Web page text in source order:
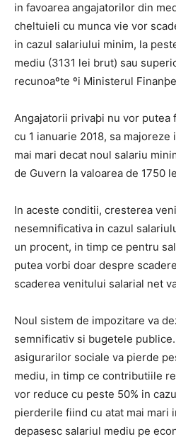
in favoarea angajatorilor din
cheltuieli cu munca vie vor
in cazul salariului minim, la
mediu (3131 lei brut) sau
recunoaºte ºi Ministerul
Angajatorii privaþi nu vor putea
cu 1 ianuarie 2018, sa
mai mari decat noul salariu
de Guvern la valoarea de 1750
In aceste conditii, cresterea
nesemnificativa in cazul
un procent, in timp ce pentru
putea vorbi doar despre
scaderea venitului salarial net
Noul sistem de impozitare va
semnificativ si bugetele
asigurarilor sociale va pierde
mediu, in timp ce contributiile
vor reduce cu peste 50% in
pierderile fiind cu atat mai mari
depasesc salariul mediu pe